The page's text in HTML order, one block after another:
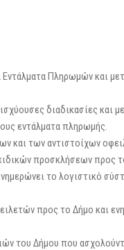
Πληρωμών και
διαδικασίες και
εντάλματα πληρωμής.
και των αντιστοίχων
προσκλήσεων προς
το λογιστικό
προς το Δήμο και
του Δήμου που